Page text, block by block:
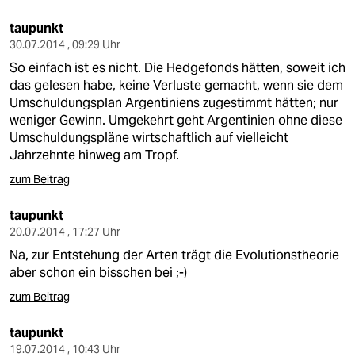
taupunkt
30.07.2014 , 09:29 Uhr
So einfach ist es nicht. Die Hedgefonds hätten, soweit ich
das gelesen habe, keine Verluste gemacht, wenn sie dem
Umschuldungsplan Argentiniens zugestimmt hätten; nur
weniger Gewinn. Umgekehrt geht Argentinien ohne diese
Umschuldungspläne wirtschaftlich auf vielleicht
Jahrzehnte hinweg am Tropf.
zum Beitrag
taupunkt
20.07.2014 , 17:27 Uhr
Na, zur Entstehung der Arten trägt die Evolutionstheorie
aber schon ein bisschen bei ;-)
zum Beitrag
taupunkt
19.07.2014 , 10:43 Uhr